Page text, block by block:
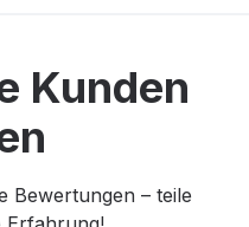
Kunden
Bewertungen – teile